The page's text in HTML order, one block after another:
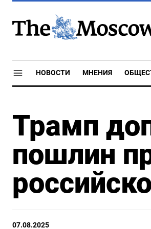
НОВОСТИ МНЕНИЯ
Трамп
пошлин
07.08.2025